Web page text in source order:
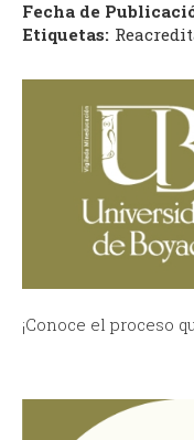
Fecha de
Etiquetas:
¡Conoce el proceso